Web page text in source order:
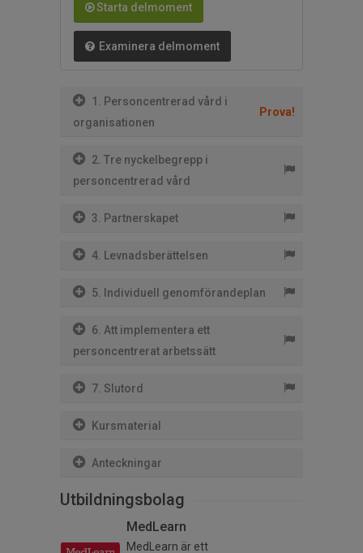
Starta delmoment
Examinera delmoment
1. Personcentrerad vård i
organisationen
Prova!
2. Tre nyckelbegrepp i
personcentrerad vård
3. Partnerskapet
4. Levnadsberättelsen
5. Individuell genomförandeplan
6. Att implementera ett
personcentrerat arbetssätt
7. Slutord
Kursmaterial
Anteckningar
Utbildningsbolag
MedLearn
MedLearn är ett